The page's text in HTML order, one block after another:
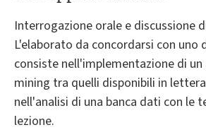
Interrogazione orale e discussione
L'elaborato da concordarsi con uno
consiste nell'implementazione di
mining tra quelli disponibili in
nell'analisi di una banca dati con le
lezione.